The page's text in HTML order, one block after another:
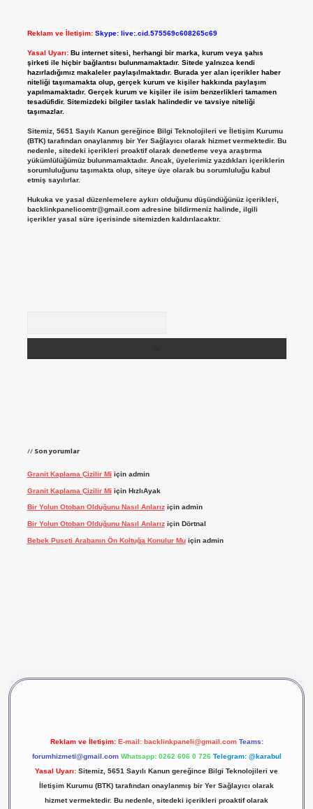
Reklam ve İletişim: Skype: live:.cid.575569c608265c69
Yasal Uyarı: Bu internet sitesi, herhangi bir marka, kurum veya şahıs
şirketi ile hiçbir bağlantısı bulunmamaktadır. Sitede yalnızca kendi
hazırladığımız makaleler paylaşılmaktadır. Burada yer alan içerikler haber
niteliği taşımamakta olup, gerçek kurum ve kişiler hakkında paylaşım
yapılmamaktadır. Gerçek kurum ve kişiler ile isim benzerlikleri tamamen
tesadüfidir. Sitemizdeki bilgiler taslak halindedir ve tavsiye niteliği
taşımazlar.
Sitemiz, 5651 Sayılı Kanun gereğince Bilgi Teknolojileri ve İletişim Kurumu
(BTK) tarafından onaylanmış bir Yer Sağlayıcı olarak hizmet vermektedir. Bu
nedenle, sitedeki içerikleri proaktif olarak denetleme veya araştırma
yükümlülüğümüz bulunmamaktadır. Ancak, üyelerimiz yazdıkları içeriklerin
sorumluluğunu taşımakta olup, siteye üye olarak bu sorumluluğu kabul
etmiş sayılırlar.
Hukuka ve yasal düzenlemelere aykırı olduğunu düşündüğünüz içerikleri,
backlinkpanelicomtr@gmail.comadresine bildirmeniz halinde, ilgili
içerikler yasal süre içerisinde sitemizden kaldırılacaktır.
Son yorumlar
Granit Kaplama Çizilir Mi için admin
Granit Kaplama Çizilir Mi için HızlıAyak
Bir Yolun Otoban Olduğunu Nasıl Anlarıziçin admin
Bir Yolun Otoban Olduğunu Nasıl Anlarıziçin Dörtnal
Bebek Puseti Arabanın Ön Koltuğa Konulur Muiçin admin
Reklam ve İletişim: E-mail: backlinkpaneli@gmail.com Teams:
forumhizmeti@gmail.com Whatsapp: 0262 606 0 726 Telegram: @karabul
Yasal Uyarı: Sitemiz, 5651 Sayılı Kanun gereğince Bilgi Teknolojileri ve
İletişim Kurumu (BTK) tarafından onaylanmış bir Yer Sağlayıcı olarak
hizmet vermektedir. Bu nedenle, sitedeki içerikleri proaktif olarak